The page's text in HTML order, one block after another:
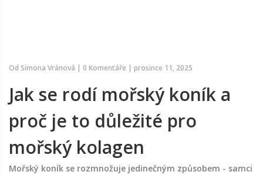
Od Simona Vránová | 0 Komentáře | prosince 11, 2025
Jak se rodí mořský koník a
proč je to důležité pro
mořský kolagen
Mořský koník se rozmnožuje jedinečným způsobem - samci